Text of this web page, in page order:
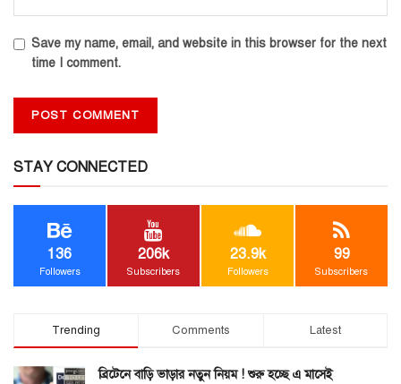
Save my name, email, and website in this browser for the next
time I comment.
STAY CONNECTED
136
Followers
206k
Subscribers
23.9k
Followers
99
Subscribers
Trending Comments Latest
ব্রিটেনে বাড়ি ভাড়ার নতুন নিয়ম ! শুরু হচ্ছে এ মাসেই